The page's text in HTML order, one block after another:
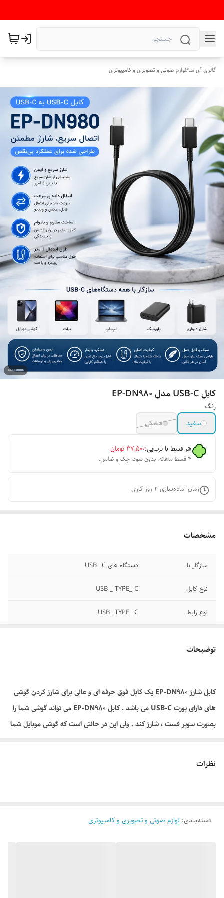
گالری آی سا/لوازم صوتی و تصویری و کامپیوتری
کابل USB-C مدل EP-DN980
رنگ
سفید
مشکی
هر قسط با ترب‌پی:۳۷٬۵۰۰ تومان
۴ قسط ماهانه. بدون سود، چک و ضامن.
زمان آماده‌سازی 2 روز کاری
مشخصات
سازگار با دستگاه های USB_ C
نوع کابل USB _ TYPE_ C
نوع رابط USB_ TYPE_ C
اطلاعات
توضیحات
کابل شارژ EP-DN980 یک کابل فوق حرفه ای و عالی برای شارژ کردن گوشی
های دارای پورت USB-C می باشد . کابل EP-DN980 می تواند گوشی شما را
بصورت سوپر فست ، شارژ کند . ولی این در حالتی است که گوشی موبایل شما
نظرات
دسته‌بندی: لوازم صوتی و تصویری و کامپیوتری